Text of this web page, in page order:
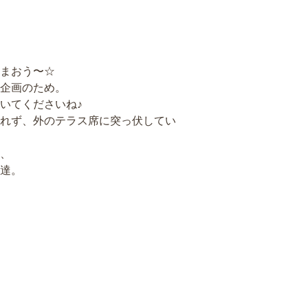
おう〜☆
画のため。
てくださいね♪
ず、外のテラス席に突っ伏してい
。